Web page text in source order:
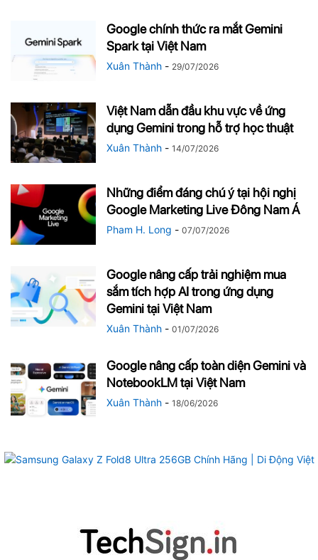
Google chính thức ra mắt Gemini
Spark tại Việt Nam
Xuân Thành - 29/07/2026
Việt Nam dẫn đầu khu vực về ứng
dụng Gemini trong hỗ trợ học thuật
Xuân Thành - 14/07/2026
Những điểm đáng chú ý tại hội nghị
Google Marketing Live Đông Nam Á
Pham H. Long - 07/07/2026
Google nâng cấp trải nghiệm mua
sắm tích hợp AI trong ứng dụng
Gemini tại Việt Nam
Xuân Thành - 01/07/2026
Google nâng cấp toàn diện Gemini và
NotebookLM tại Việt Nam
Xuân Thành - 18/06/2026